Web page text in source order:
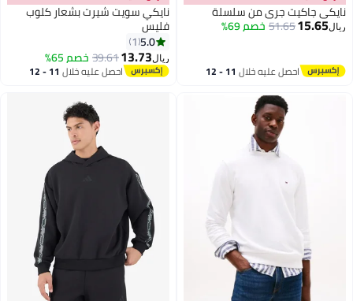
نايكي جاكيت جري من سلسلة
ريال15.65
51.65خصم 69%
احصل عليه خلال 11 - 12
10
نايكي سويت شيرت بشعار كلوب
فليس
5.0
1
ريال13.73
39.61خصم 65%
احصل عليه خلال 11 - 12